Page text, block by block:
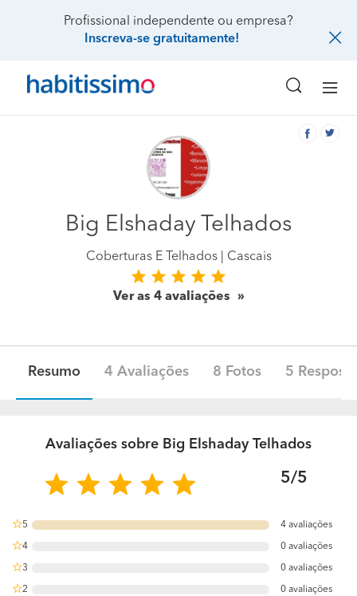
Profissional independente ou empresa?
Inscreva-se gratuitamente!
Big Elshaday Telhados
Coberturas E Telhados Cascais
Ver as 4 avaliações
Resumo 4 Avaliações 8 Fotos 5
Avaliações sobre Big Elshaday Telhados
5/5
5 4 avaliações
100%
4 0 avaliações
3 0 avaliações
2 0 avaliações